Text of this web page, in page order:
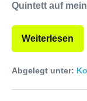
Quintett auf
Weiterlesen
Abgelegt unter: